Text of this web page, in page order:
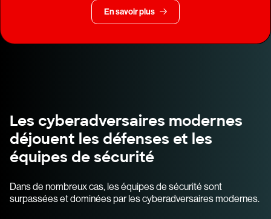
En savoir plus
Les cyberadversaires modernes
déjouent les défenses et les
équipes de sécurité
Dans de nombreux cas, les équipes de sécurité sont
surpassées et dominées par les cyberadversaires modernes.